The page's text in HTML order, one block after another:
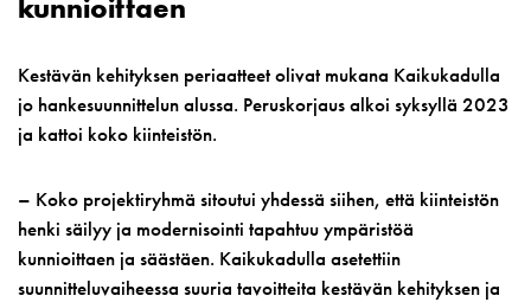
kunnioittaen
Kestävän kehityksen periaatteet olivat mukana Kaikukadulla
jo hankesuunnittelun alussa. Peruskorjaus alkoi syksyllä 2023
ja kattoi koko kiinteistön.
– Koko projektiryhmä sitoutui yhdessä siihen, että kiinteistön
henki säilyy ja modernisointi tapahtuu ympäristöä
kunnioittaen ja säästäen. Kaikukadulla asetettiin
suunnitteluvaiheessa suuria tavoitteita kestävän kehityksen ja